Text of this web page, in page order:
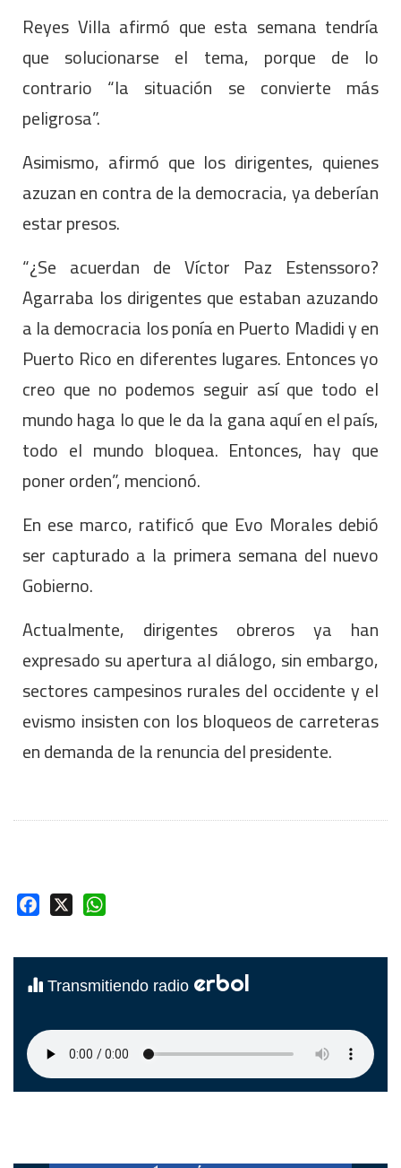
Reyes Villa afirmó que esta semana tendría
que solucionarse el tema, porque de lo
contrario “la situación se convierte más
peligrosa”.
Asimismo, afirmó que los dirigentes, quienes
azuzan en contra de la democracia, ya deberían
estar presos.
“¿Se acuerdan de Víctor Paz Estenssoro?
Agarraba los dirigentes que estaban azuzando
a la democracia los ponía en Puerto Madidi y en
Puerto Rico en diferentes lugares. Entonces yo
creo que no podemos seguir así que todo el
mundo haga lo que le da la gana aquí en el país,
todo el mundo bloquea. Entonces, hay que
poner orden”, mencionó.
En ese marco, ratificó que Evo Morales debió
ser capturado a la primera semana del nuevo
Gobierno.
Actualmente, dirigentes obreros ya han
expresado su apertura al diálogo, sin embargo,
sectores campesinos rurales del occidente y el
evismo insisten con los bloqueos de carreteras
en demanda de la renuncia del presidente.
Facebook
Transmitiendo radio erbol